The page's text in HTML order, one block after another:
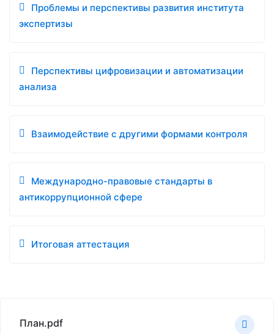
Проблемы и перспективы развития института
экспертизы
Перспективы цифровизации и автоматизации
анализа
Взаимодействие с другими формами контроля
Международно-правовые стандарты в
антикоррупционной сфере
Итоговая аттестация
План.pdf